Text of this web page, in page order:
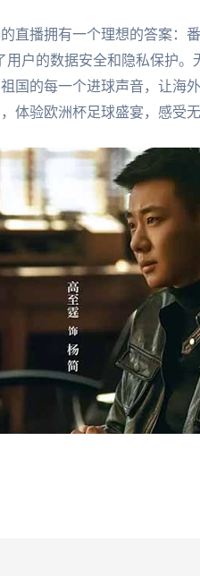
直播拥有一个理想的答案：
户的数据安全和隐私保护。
国的每一个进球声音，让海
体验欧洲杯足球盛宴，感受无